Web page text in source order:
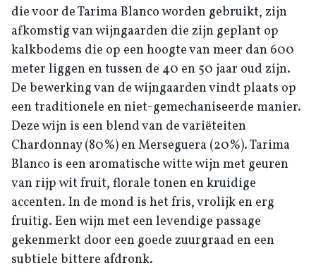
die voor de Tarima Blanco worden gebruikt, zijn
afkomstig van wijngaarden die zijn geplant op
kalkbodems die op een hoogte van meer dan 600
meter liggen en tussen de 40 en 50 jaar oud zijn.
De bewerking van de wijngaarden vindt plaats op
een traditionele en niet-gemechaniseerde manier.
Deze wijn is een blend van de variëteiten
Chardonnay (80%) en Merseguera (20%). Tarima
Blanco is een aromatische witte wijn met geuren
van rijp wit fruit, florale tonen en kruidige
accenten. In de mond is het fris, vrolijk en erg
fruitig. Een wijn met een levendige passage
gekenmerkt door een goede zuurgraad en een
subtiele bittere afdronk.